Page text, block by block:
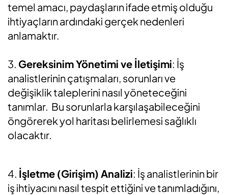
temel amacı, paydaşların ifade etmiş olduğu
ihtiyaçların ardındaki gerçek nedenleri
anlamaktır.
3. Gereksinim Yönetimi ve İletişimi: İş
analistlerinin çatışmaları, sorunları ve
değişiklik taleplerini nasıl yöneteceğini
tanımlar. Bu sorunlarla karşılaşabileceğini
öngörerek yol haritası belirlemesi sağlıklı
olacaktır.
4. İşletme (Girişim) Analizi: İş analistlerinin bir
iş ihtiyacını nasıl tespit ettiğini ve tanımladığını,